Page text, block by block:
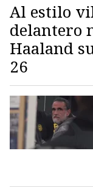
Al estilo
delantero
Haaland
26